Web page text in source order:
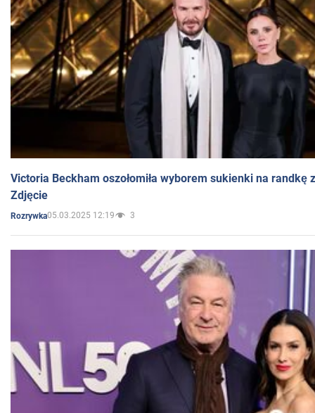
Victoria Beckham oszołomiła wyborem sukienki na randkę
Zdjęcie
Rozrywka05.03.2025 12:19 3